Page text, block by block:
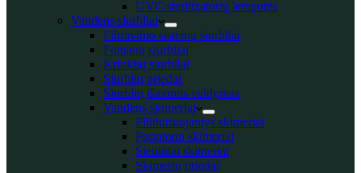
UVC sterilizatorių lemputės
Vandens siurbliai
Filtravimo sistemų siurbliai
Fontanų siurbliai
Krioklių siurbliai
Siurblių priedai
Siurblių išmanus valdymas
Vandens skimeriai
Plūduriuojantys skimeriai
Pastatomi skimeriai
Sieniniai skimeriai
Skimerių priedai